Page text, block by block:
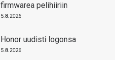
firmwarea pelihiiriin
5.8.2026
Honor uudisti logonsa
5.8.2026